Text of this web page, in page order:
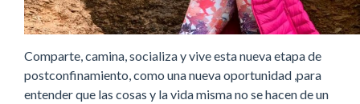
Comparte, camina, socializa y vive esta nueva etapa de
postconfinamiento, como una nueva oportunidad ,para
entender que las cosas y la vida misma no se hacen de un